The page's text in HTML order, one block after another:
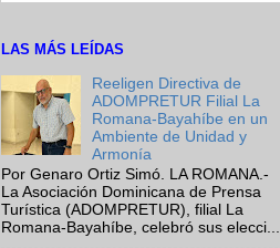
LAS MÁS LEÍDAS
Reeligen Directiva de
ADOMPRETUR Filial La
Romana-Bayahíbe en un
Ambiente de Unidad y
Armonía
Por Genaro Ortiz Simó. LA ROMANA.-
La Asociación Dominicana de Prensa
Turística (ADOMPRETUR), filial La
Romana-Bayahíbe, celebró sus elecci...